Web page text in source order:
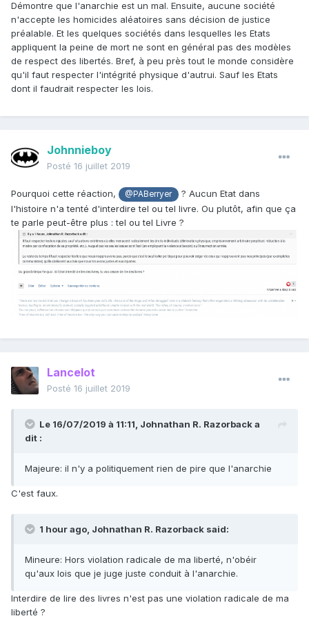
conséquences sont bénignes ou inexistantes parce que le
non-respect de cette loi est rentrée dans les mœurs en
raison même de son absurdité foncière (par exemple
l'interdiction de traverser au rouge pour les piétons lorsqu'il
n'y a personne).
Loi, faute de quoi la société sombrerait dans l'anarchie /
guerre civile entre factions en désaccord sur le Bien
politique.
Démontre que l'anarchie est un mal. Ensuite, aucune société
n'accepte les homicides aléatoires sans décision de justice
préalable. Et les quelques sociétés dans lesquelles les Etats
appliquent la peine de mort ne sont en général pas des modèles
de respect des libertés. Bref, à peu près tout le monde considère
qu'il faut respecter l'intégrité physique d'autrui. Sauf les Etats
dont il faudrait respecter les lois.
Johnnieboy
Posté 16 juillet 2019
Pourquoi cette réaction, @PABerryer
? Aucun Etat dans
l'histoire n'a tenté d'interdire tel ou tel livre. Ou plutôt, afin que ça
te parle peut-être plus : tel ou tel Livre ?
Lancelot
Posté 16 juillet 2019
Le 16/07/2019 à 11:11, Johnathan R. Razorbacka
dit :
Majeure: il n'y a politiquement rien de pire que l'anarchie
C'est faux.
1 hour ago, Johnathan R. Razorback said:
Mineure: Hors violation radicale de ma liberté, n'obéir
qu'aux lois que je juge juste conduit à l'anarchie.
Interdire de lire des livres n'est pas une violation radicale de ma
liberté ?